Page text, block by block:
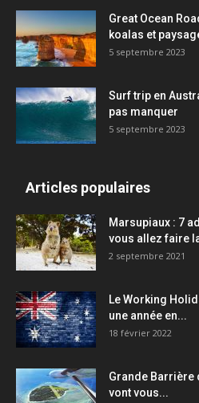
Great Ocean
koalas et
5 septembre 2023
Surf trip en
pas manquer
5 septembre 2023
Articles populaires
Marsupiaux : 7
vous allez faire
2 septembre 2021
Le Working
une année en...
18 février 2022
Grande Barrière
vont vous...